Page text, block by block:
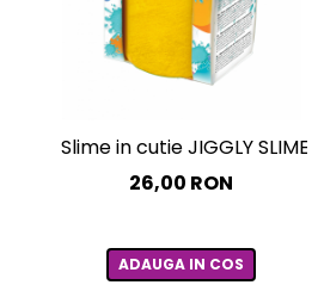
Slime in cutie JIGGLY
26,00 RON
ADAUGA IN COS